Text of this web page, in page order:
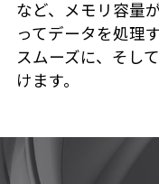
など、メモリ容量
ってデータを処理
スムーズに、そし
けます。